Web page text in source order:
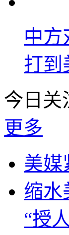
中方
打到
今日关
更多
美媒
缩水
“授